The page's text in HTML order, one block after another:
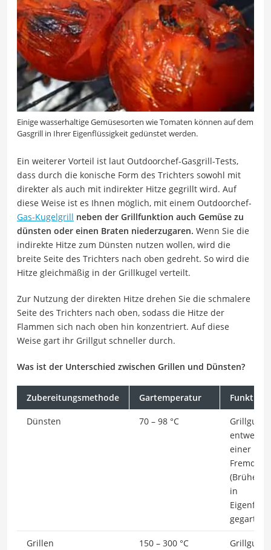
Einige wasserhaltige Gemüsesorten wie Tomaten können auf dem
Gasgrill in Ihrer Eigenflüssigkeit gedünstet werden.
Ein weiterer Vorteil ist laut Outdoorchef-Gasgrill-Tests,
dass durch die konische Form des Trichters sowohl mit
direkter als auch mit indirekter Hitze gegrillt wird. Auf
diese Weise ist es Ihnen möglich, mit einem Outdoorchef-
Gas-Kugelgrill neben der Grillfunktion auch Gemüse zu
dünsten oder einen Braten niederzugaren. Wenn Sie die
indirekte Hitze zum Dünsten nutzen wollen, wird die
breite Seite des Trichters nach oben gedreht. So wird die
Hitze gleichmäßig in der Grillkugel verteilt.
Zur Nutzung der direkten Hitze drehen Sie die schmalere
Seite des Trichters nach oben, sodass die Hitze der
Flammen sich nach oben hin konzentriert. Auf diese
Weise gart ihr Grillgut schneller durch.
Was ist der Unterschied zwischen Grillen und Dünsten?
Zubereitungsmethode Gartemperatur
Dünsten 70 – 98 °C
Grillgut
entweder
einer
(Brühe,
in
gegart.
Grillen 150 – 300 °C
Grillgut